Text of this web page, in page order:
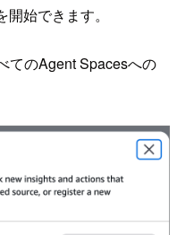
始できます。
てのAgent Spacesへの